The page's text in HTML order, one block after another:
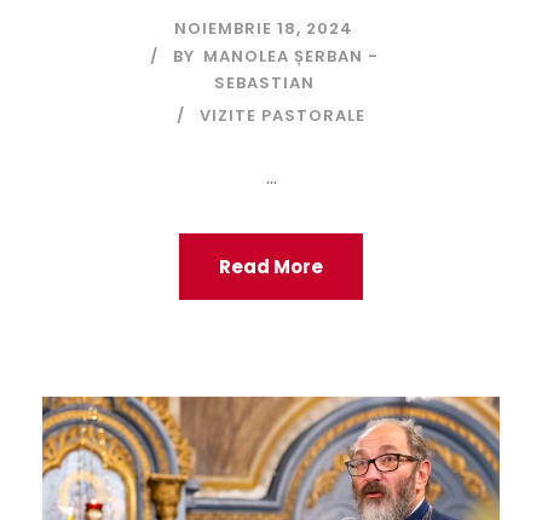
NOIEMBRIE 18, 2024
BY MANOLEA ȘERBAN -
SEBASTIAN
VIZITE PASTORALE
...
Read More